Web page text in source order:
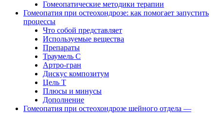
Гомеопатические методики терапии
Гомеопатия при остеохондрозе: как помогает запустить
процессы
Что собой представляет
Используемые вещества
Препараты
Траумель С
Артро-гран
Дискус композитум
Цель Т
Плюсы и минусы
Дополнение
Гомеопатия при остеохондрозе шейного отдела —